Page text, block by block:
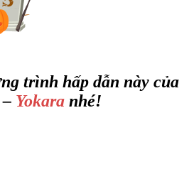
trình hấp dẫn này của
Yokaranhé!